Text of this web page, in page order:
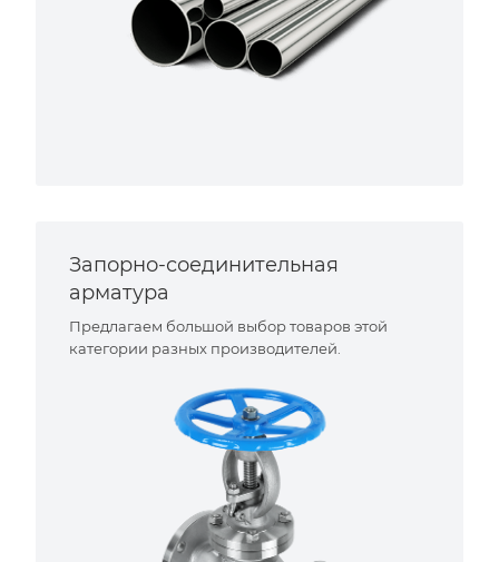
Запорно-соединительная
арматура
Предлагаем большой выбор товаров этой
категории разных производителей.